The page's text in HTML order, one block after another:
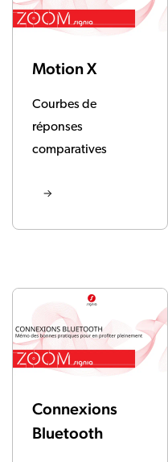
Motion X
Courbes de
réponses
comparatives
Connexions
Bluetooth